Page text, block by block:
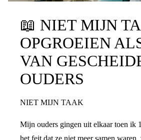
📖 NIET MIJN
OPGROEIEN
VAN
OUDERS
NIET MIJN TAAK
Mijn ouders gingen uit elkaar toen ik
het feit dat ze niet meer samen